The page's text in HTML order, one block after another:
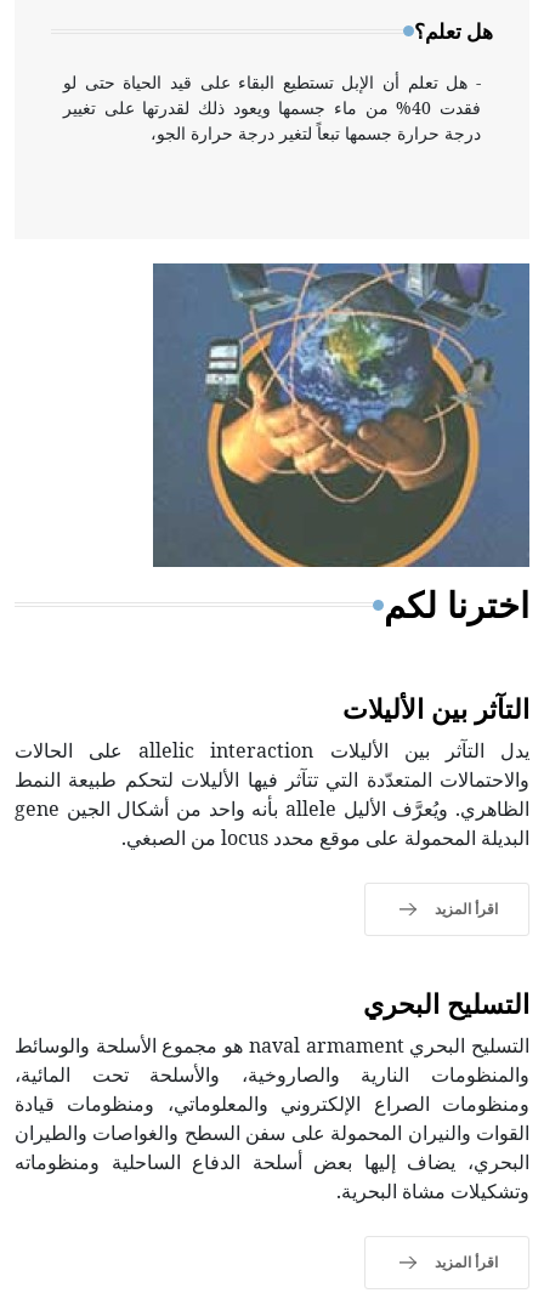
هل تعلم؟
- هل تعلم أن الإبل تستطيع البقاء على قيد الحياة حتى لو
فقدت 40% من ماء جسمها ويعود ذلك لقدرتها على تغيير
درجة حرارة جسمها تبعاً لتغير درجة حرارة الجو،
- هل تعلم أن أبقراط كتب في الطب أربعة مؤلفات هي:
الحكم، الأدلة، تنظيم التغذية، ورسالته في جروح الرأس.
ويعود له الفضل بأنه حرر الطب من الدين والفلسفة.
- هل تعلم أن المرجان إفراز حيواني يتكون في البحر ويتركب
من مادة كربونات الكلسيوم، وهو أحمر أو شديد الحمرة وهو
أجود أنواعه، ويمتاز بكبر الحجم ويسمى الش
اخترنا لكم
التآثر بين الأليلات
يدل التآثر بين الأليلات allelic interaction على الحالات
والاحتمالات المتعدّدة التي تتآثر فيها الأليلات لتحكم طبيعة النمط
الظاهري. ويُعرَّف الأليل allele بأنه واحد من أشكال الجين gene
البديلة المحمولة على موقع محدد locus من الصبغي.
اقرأ المزيد
التسليح البحري
التسليح البحري naval armament هو مجموع الأسلحة والوسائط
والمنظومات النارية والصاروخية، والأسلحة تحت المائية،
ومنظومات الصراع الإلكتروني والمعلوماتي، ومنظومات قيادة
القوات والنيران المحمولة على سفن السطح والغواصات والطيران
البحري، يضاف إليها بعض أسلحة الدفاع الساحلية ومنظوماته
وتشكيلات مشاة البحرية.
اقرأ المزيد